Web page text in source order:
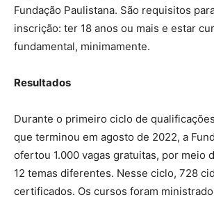
Fundação Paulistana. São requisitos
inscrição: ter 18 anos ou mais e estar
fundamental, minimamente.
Resultados
Durante o primeiro ciclo de
que terminou em agosto de 2022, a
ofertou 1.000 vagas gratuitas, por meio
12 temas diferentes. Nesse ciclo, 728
certificados. Os cursos foram